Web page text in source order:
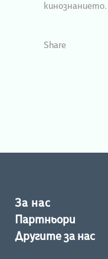
кинознанието.
Share
За нас
Партньори
Другите за нас